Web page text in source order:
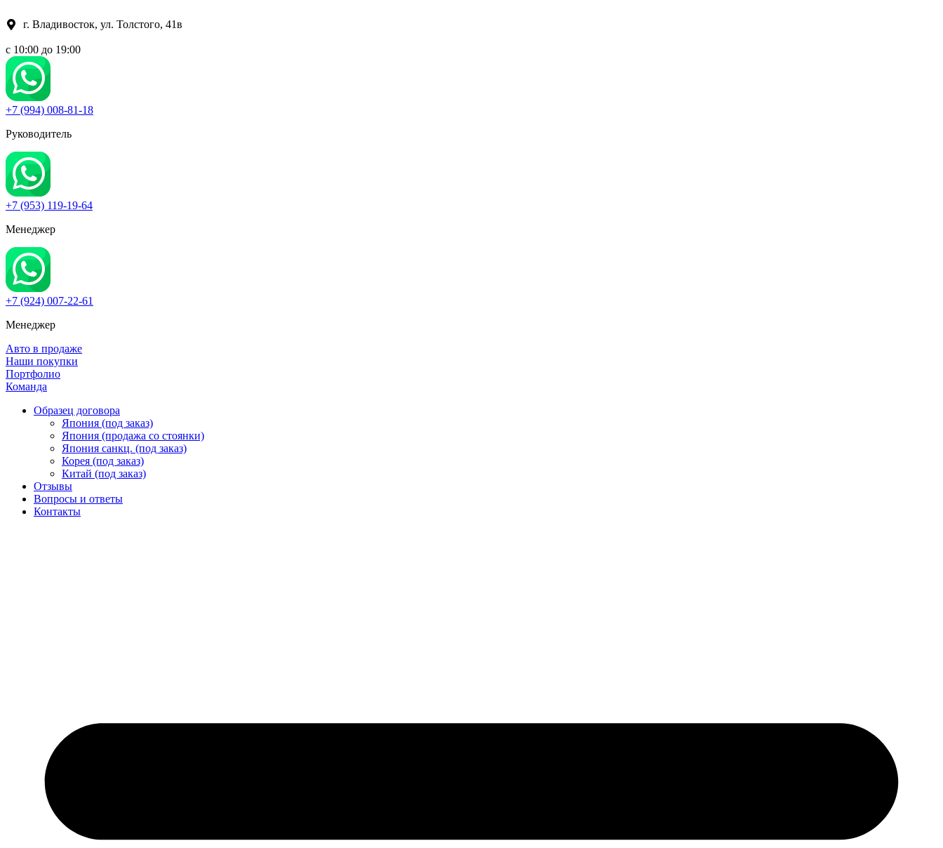
к
г. Владивосток, ул. Толстого, 41в
c 10:00 до 19:00
+7 (994) 008-81-18
Руководитель
+7 (953) 119-19-64
Менеджер
+7 (924) 007-22-61
Менеджер
Авто в продаже
Наши покупки
Портфолио
Команда
Образец договора
Япония (под заказ)
Япония (продажа со стоянки)
Япония санкц. (под заказ)
Корея (под заказ)
Китай (под заказ)
Отзывы
Вопросы и ответы
Контакты